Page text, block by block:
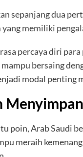
sepanjang dua
memiliki
percaya diri
bersaing
modal penting
poin, Arab Saudi
meraih